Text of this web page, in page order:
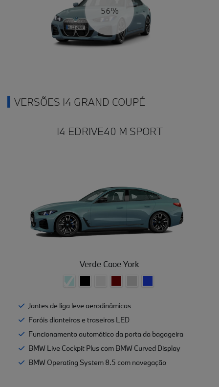
61%
VERSÕES I4 GRAND COUPÉ
I4 EDRIVE40 M SPORT
Verde Caoe York
Jantes de liga leve aerodinâmicas
Faróis dianteiros e traseiros LED
Funcionamento automático da porta da bagageira
BMW Live Cockpit Plus com BMW Curved Display
BMW Operating System 8.5 com navegação